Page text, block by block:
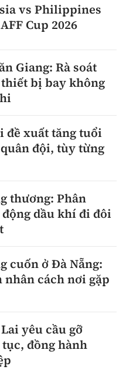
vs Philippines
Cup 2026
Giang: Rà soát
bị bay không
đề xuất tăng tuổi
đội, tùy từng
thương: Phân
dầu khí đi đôi
cuốn ở Đà Nẵng:
cách nơi gặp
yêu cầu gỡ
đồng hành